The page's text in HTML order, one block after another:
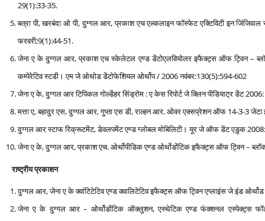
29(1):33-35.
बत्रा पी, खरबंदा ओ पी, दुग्गल आर, प्रकाश एच एल्कलाइन फॉस्फेट एक्टिविटी इन
फरवरी;9(1):44-51.
जेना ए के दुग्गल आर, प्रकाश एच स्‍केलेटल एण्‍ड डेंटोएलवियोलर इफैक्‍ट्स ऑफ ट्विन –
कम्‍पेरेटिव स्‍टडी। एम जे ओथोड डेंटोफेशियल ओर्थोप / 2006 नवंबर:130(5):594-602
जेना ए के, दुग्गल आर टिपिकल गोल्‍डेंहर सिंड्रोम : ए केस रिपोर्ट जे क्लिन पीडियाट्र डेंट
मत्ता ए, बहादुर एस, दुग्गल आर, गुप्ता एस डी, राल्‍हन आर. ओवर एक्‍सप्रेशन ऑफ 14-3-3
दुग्गल आर स्‍टाफ रिक्रूटमेंट, डेवलपमेंट एण्‍ड ग्‍लोबल मोबिलिटी। यूर जे ऑफ डेंट एडुक
जेना ए के, दुग्गल आर, प्रकाश एच. ओर्थोपीडिक एण्‍ड ओर्थोडोंटिक इफैक्‍ट्स ऑफ ट्विन –
राष्‍ट्रीय प्रकाशन
दुग्गल आर, जेना ए के क्‍वांटि‍टेटिव एण्‍ड क्‍वालिटेटिव इफैक्‍ट्स ऑफ ट्विन एप्‍लाइंस जे इंड
जेना ए के दुग्गल आर – ओर्थोडोंटिक ऑक्‍लुशन, एस्‍थेटिक एण्‍ड फंक्‍शनल एस्‍पेक्‍ट्स